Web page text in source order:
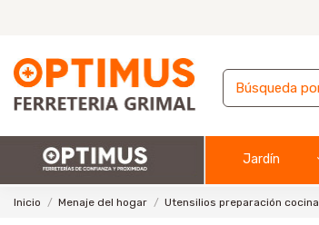
Jardín
Inicio Menaje del hogar Utensilios preparación cocina